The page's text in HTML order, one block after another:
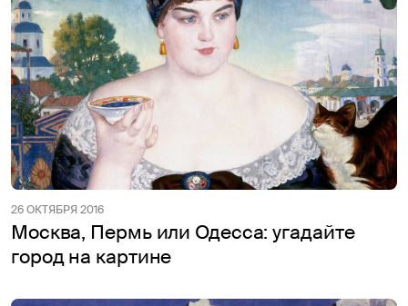
26 ОКТЯБРЯ 2016
Москва, Пермь или Одесса: угадайте
город на картине